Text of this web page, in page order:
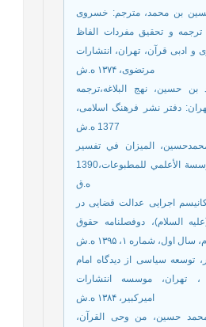
بن محمد، مترجم: خسروی
ترجمه و تحقیق مفردات الفاظ
و ادبی قرآن، تهران، انتشارات
مرتضوی، ۱۳۷۴ ه.ش
حسین، نهج البلاغه،ترجمه
دفتر نشر فرهنگ اسلامی‌،
1377 ه.ش
الميزان في تفسير
القرآن، بيروت، مؤسسة الأعلمي للمطبوعات،1390
ه.ق
اجرایی عدالت قضایی در
السلام)، دوفصلنامه حقوق
توسعه سیاسی از دیدگاه امام
، تهران، موسسه ‌انتشارات‌
امیرکبیر، ۱۳۸۴ ه.ش
حسین، من وحی القرآن،